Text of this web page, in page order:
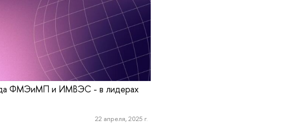
ФМЭиМП и ИМВЭС - в лидерах
22 апреля, 2025 г.